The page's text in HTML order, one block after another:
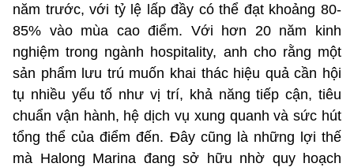
năm trước, với tỷ lệ lấp đầy có thể đạt khoảng 80-
85% vào mùa cao điểm. Với hơn 20 năm kinh
nghiệm trong ngành hospitality, anh cho rằng một
sản phẩm lưu trú muốn khai thác hiệu quả cần hội
tụ nhiều yếu tố như vị trí, khả năng tiếp cận, tiêu
chuẩn vận hành, hệ dịch vụ xung quanh và sức hút
tổng thể của điểm đến. Đây cũng là những lợi thế
mà Halong Marina đang sở hữu nhờ quy hoạch